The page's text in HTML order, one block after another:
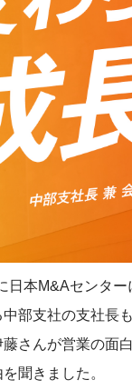
日本M&Aセンタ
部支社の支社長
藤さんが営業の面
聞きました。